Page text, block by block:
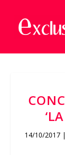
14/10/2017 |